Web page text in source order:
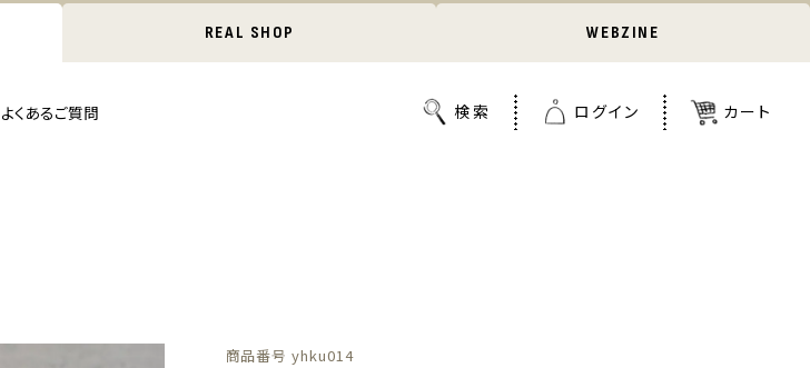
REAL SHOP WEBZINE
よくあるご質問
商品番号 yhku014